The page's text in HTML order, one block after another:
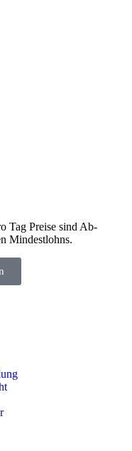
Tag Preise sind Ab-
Mindestlohns.